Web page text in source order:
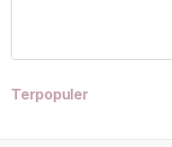
Terpopuler